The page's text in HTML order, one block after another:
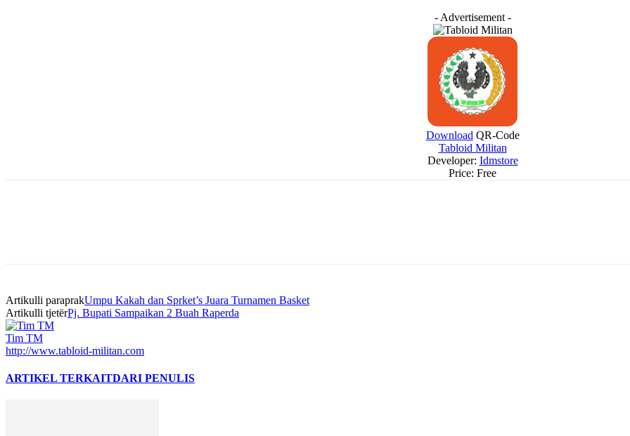
- Advertisement -
Download QR-Code
Tabloid Militan
Developer: Idmstore
Price: Free
Artikulli paraprakUmpu Kakah dan Sprket’s Juara Turnamen Basket
Artikulli tjetërPj. Bupati Sampaikan 2 Buah Raperda
Tim TM
http://www.tabloid-militan.com
ARTIKEL TERKAITDARI PENULIS